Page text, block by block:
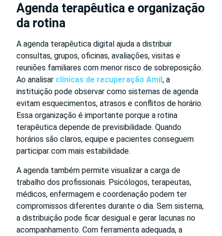
Agenda terapêutica e organização
da rotina
A agenda terapêutica digital ajuda a distribuir
consultas, grupos, oficinas, avaliações, visitas e
reuniões familiares com menor risco de sobreposição.
Ao analisar clínicas de recuperação Amil, a
instituição pode observar como sistemas de agenda
evitam esquecimentos, atrasos e conflitos de horário.
Essa organização é importante porque a rotina
terapêutica depende de previsibilidade. Quando
horários são claros, equipe e pacientes conseguem
participar com mais estabilidade.
A agenda também permite visualizar a carga de
trabalho dos profissionais. Psicólogos, terapeutas,
médicos, enfermagem e coordenação podem ter
compromissos diferentes durante o dia. Sem sistema,
a distribuição pode ficar desigual e gerar lacunas no
acompanhamento. Com ferramenta adequada, a